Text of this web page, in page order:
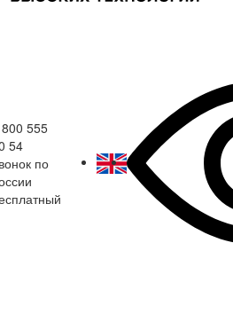
555
54
по